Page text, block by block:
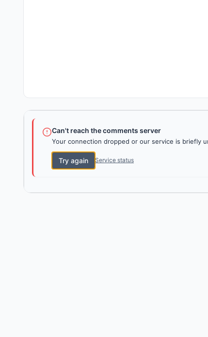
Can't reach the comments server
Your connection dropped or our service is briefly
Try again Service status